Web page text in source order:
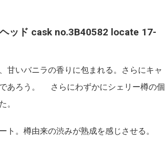
ッド cask no.3B40582 locate 17-
甘いバニラの香りに包まれる。さらにキャ
あろう。 さらにわずかにシェリー樽の個
。
。樽由来の渋みが熟成を感じさせる。